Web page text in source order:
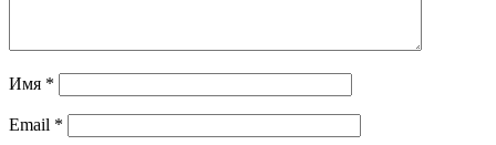
Имя *
Email *